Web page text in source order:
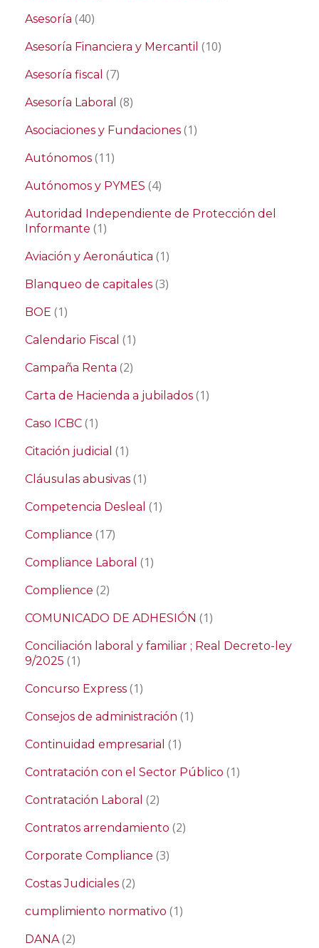
Asesoría (40)
Asesoría Financiera y Mercantil (10)
Asesoría fiscal (7)
Asesoría Laboral (8)
Asociaciones y Fundaciones (1)
Autónomos (11)
Autónomos y PYMES (4)
Autoridad Independiente de Protección del
Informante (1)
Aviación y Aeronáutica (1)
Blanqueo de capitales (3)
BOE (1)
Calendario Fiscal (1)
Campaña Renta (2)
Carta de Hacienda a jubilados (1)
Caso ICBC (1)
Citación judicial (1)
Cláusulas abusivas (1)
Competencia Desleal (1)
Compliance (17)
Compliance Laboral (1)
Complience (2)
COMUNICADO DE ADHESIÓN (1)
Conciliación laboral y familiar ; Real Decreto-ley
9/2025 (1)
Concurso Express (1)
Consejos de administración (1)
Continuidad empresarial (1)
Contratación con el Sector Público (1)
Contratación Laboral (2)
Contratos arrendamiento (2)
Corporate Compliance (3)
Costas Judiciales (2)
cumplimiento normativo (1)
DANA(2)